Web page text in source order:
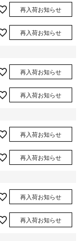
再入荷お知らせ
再入荷お知らせ
再入荷お知らせ
再入荷お知らせ
再入荷お知らせ
再入荷お知らせ
再入荷お知らせ
再入荷お知らせ